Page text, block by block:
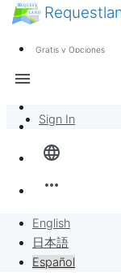
Gratis y Opciones
language
more_horiz
English
日本語
Español
menu
Inicio
Vender por solicitudes
Noticias
Sign In